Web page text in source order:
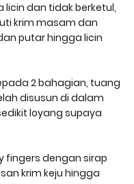
licin dan tidak berketul,
krim masam dan
putar hingga licin
2 bahagian, tuang
disusun di dalam
loyang supaya
fingers dengan sirap
krim keju hingga